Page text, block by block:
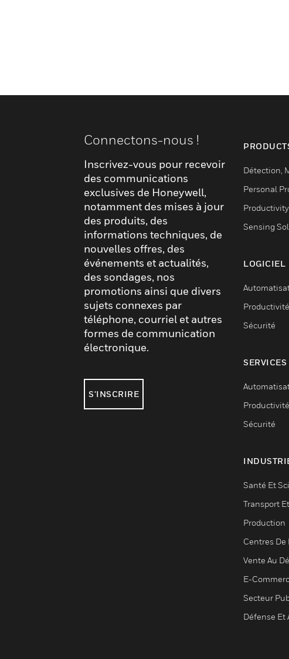
Connectons-nous !
Inscrivez-vous pour recevoir
des communications
exclusives de Honeywell,
notamment des mises à jour
des produits, des
informations techniques, de
nouvelles offres, des
événements et actualités,
des sondages, nos
promotions ainsi que divers
sujets connexes par
téléphone, courriel et autres
formes de communication
électronique.
S'INSCRIRE
Détection,
Personal
Sensing
LOGICIEL
Productivité
Sécurité
SERVICES
Productivité
Sécurité
Santé Et
Transport
Production
Centres
Vente Au
E-
Secteur
Défense Et